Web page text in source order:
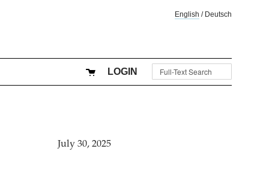
English / Deutsch
LOGIN
July 30, 2025